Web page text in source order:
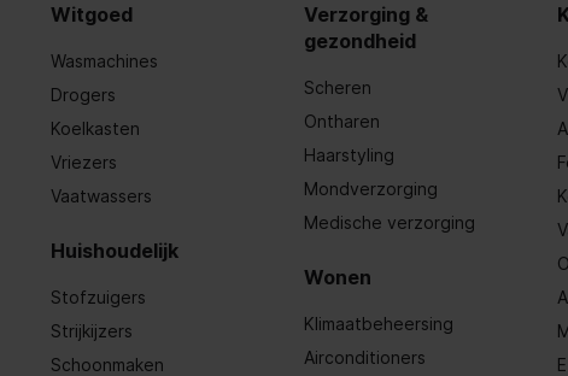
Witgoed
Wasmachines
Drogers
Koelkasten
Vriezers
Vaatwassers
Huishoudelijk
Stofzuigers
Strijkijzers
Schoonmaken
Verzorging &
gezondheid
Scheren
Ontharen
Haarstyling
Mondverzorging
Medische verzorging
Wonen
Klimaatbeheersing
Airconditioners